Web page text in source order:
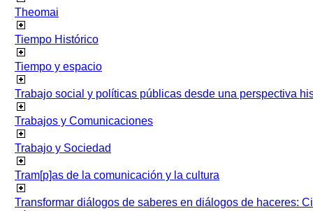
Theomai
Tiempo Histórico
Tiempo y espacio
Trabajo social y políticas públicas desde una perspectiva
Trabajos y Comunicaciones
Trabajo y Sociedad
Tram[p]as de la comunicación y la cultura
Transformar diálogos de saberes en diálogos de haceres: